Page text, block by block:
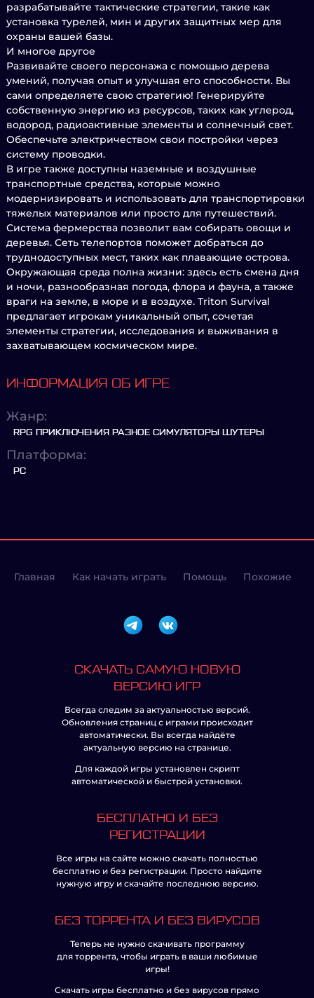
разрабатывайте тактические стратегии, такие как
установка турелей, мин и других защитных мер для
охраны вашей базы.
И многое другое
Развивайте своего персонажа с помощью дерева
умений, получая опыт и улучшая его способности. Вы
сами определяете свою стратегию! Генерируйте
собственную энергию из ресурсов, таких как углерод,
водород, радиоактивные элементы и солнечный свет.
Обеспечьте электричеством свои постройки через
систему проводки.
В игре также доступны наземные и воздушные
транспортные средства, которые можно
модернизировать и использовать для транспортировки
тяжелых материалов или просто для путешествий.
Система фермерства позволит вам собирать овощи и
деревья. Сеть телепортов поможет добраться до
труднодоступных мест, таких как плавающие острова.
Окружающая среда полна жизни: здесь есть смена дня
и ночи, разнообразная погода, флора и фауна, а также
враги на земле, в море и в воздухе. Triton Survival
предлагает игрокам уникальный опыт, сочетая
элементы стратегии, исследования и выживания в
захватывающем космическом мире.
ИНФОРМАЦИЯ ОБ ИГРЕ
Жанр:
RPG ПРИКЛЮЧЕНИЯ РАЗНОЕ СИМУЛЯТОРЫ ШУТЕРЫ
Платформа:
PC
Главная Как начать играть Помощь Похожие
СКАЧАТЬ САМУЮ НОВУЮ
ВЕРСИЮ ИГР
Всегда следим за актуальностью версий.
Обновления страниц с играми происходит
автоматически. Вы всегда найдёте
актуальную версию на странице.
Для каждой игры установлен скрипт
автоматической и быстрой установки.
БЕСПЛАТНО И БЕЗ
РЕГИСТРАЦИИ
Все игры на сайте можно скачать полностью
бесплатно и без регистрации. Просто найдите
нужную игру и скачайте последнюю версию.
БЕЗ ТОРРЕНТА И БЕЗ ВИРУСОВ
Теперь не нужно скачивать программу
для торрента, чтобы играть в ваши любимые
игры!
Скачать игры бесплатно и без вирусов прямо